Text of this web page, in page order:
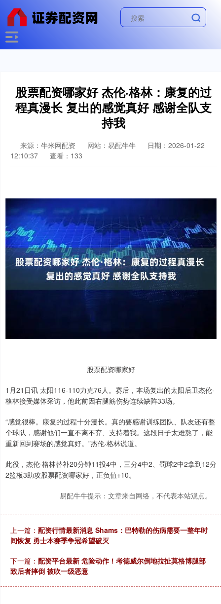
股票配资哪家好 杰伦·格林：康复的过
程真漫长 复出的感觉真好 感谢全队支
持我
来源：牛米网配资 网站：易配牛牛
日期：2026-01-22
12:10:37
查看：133
股票配资哪家好
1月21日讯 太阳116-110力克76人。赛后，本场复出的太阳后卫杰伦·
格林接受媒体采访，他此前因右腿筋伤势连续缺阵33场。
“感觉很棒。康复的过程十分漫长。真的要感谢训练团队、队友还有整
个球队，感谢他们一直不离不弃、支持着我。这段日子太难熬了，能
重新回到赛场的感觉真好。”杰伦·格林说道。
此役，杰伦·格林替补20分钟11投4中，三分4中2、罚球2中2拿到12分
2篮板3助攻股票配资哪家好，正负值+10。
易配牛牛提示：文章来自网络，不代表本站观点。
上一篇： 配资行情最新消息 Shams：巴特勒的伤病需要一整年时
间恢复 勇士本赛季争冠希望破灭
下一篇： 配资平台最新 危险动作！考德威尔倒地拉扯莫格博腿部
致后者摔倒 被吹一级恶意